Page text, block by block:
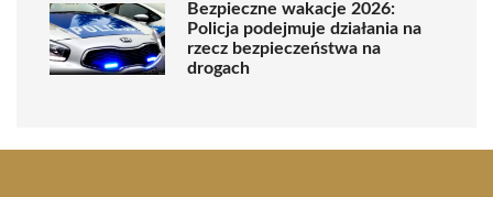
Bezpieczne wakacje 2026:
Policja podejmuje działania na
rzecz bezpieczeństwa na
drogach